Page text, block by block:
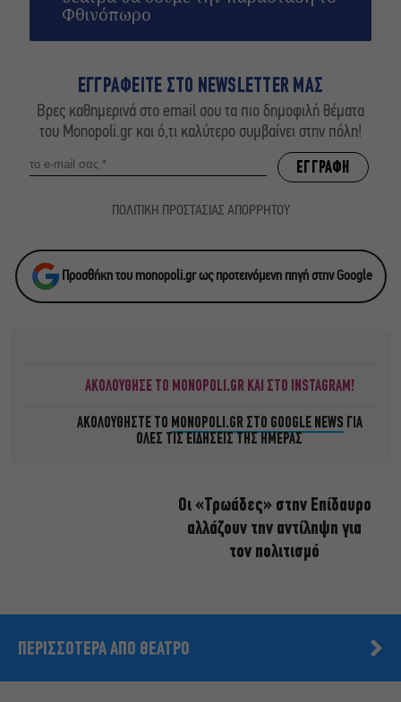
Φθινόπωρο
ΕΓΓΡΑΦΕΙΤΕ ΣΤΟ NEWSLETTER ΜΑΣ
Βρες καθημερινά στο email σου τα πιο δημοφιλή θέματα
του Monopoli.gr και ό,τι καλύτερο συμβαίνει στην πόλη!
ΠΟΛΙΤΙΚΗ ΠΡΟΣΤΑΣΙΑΣ ΑΠΟΡΡΗΤΟΥ
Προσθήκη του monopoli.gr ως προτεινόμενη πηγή στην Google
ΑΚΟΛΟΥΘΗΣΕ ΤΟ MONOPOLI.GR ΚΑΙ ΣΤΟ INSTAGRAM!
ΑΚΟΛΟΥΘΗΣΤΕ ΤΟ MONOPOLI.GR ΣΤΟ GOOGLE NEWS ΓΙΑ
ΟΛΕΣ ΤΙΣ ΕΙΔΗΣΕΙΣ ΤΗΣ ΗΜΕΡΑΣ
Οι «Τρωάδες» στην Επίδαυρο
αλλάζουν την αντίληψη για
τον πολιτισμό
ΠΕΡΙΣΣΟΤΕΡΑ ΑΠΟ ΘΕΑΤΡΟ